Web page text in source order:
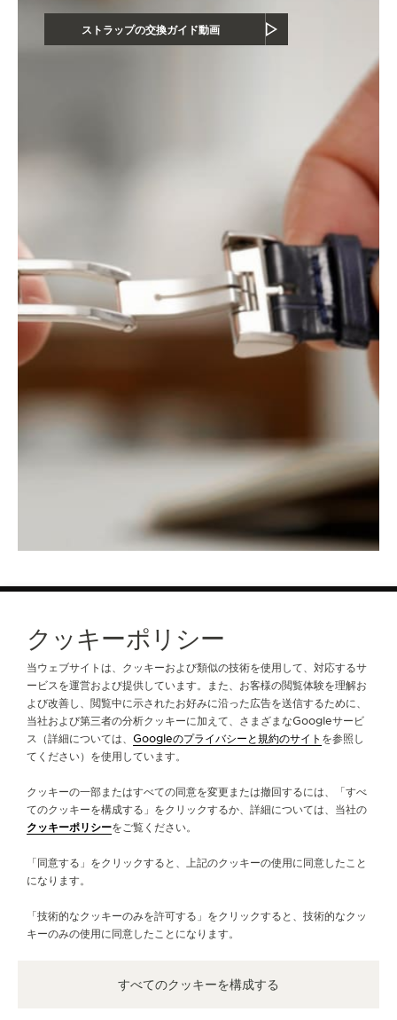
ストラップの交換ガイド動画
ストラップ
ニュースレターに登録
ジャガー・ルクルトについて
サービス
お問い合わせ
クッキーポリシー
当ウェブサイトは、クッキーおよび類似の技術を使用して、対応するサ
ービスを運営および提供しています。また、お客様の閲覧体験を理解お
よび改善し、閲覧中に示されたお好みに沿った広告を送信するために、
当社および第三者の分析クッキーに加えて、さまざまなGoogleサービ
ス（詳細については、 Googleのプライバシーと規約のサイト を参照し
てください）を使用しています。
クッキーの一部またはすべての同意を変更または撤回するには、「すべ
てのクッキーを構成する」をクリックするか、詳細については、当社の
クッキーポリシーをご覧ください。
「同意する」をクリックすると、上記のクッキーの使用に同意したこと
になります。
「技術的なクッキーのみを許可する」をクリックすると、技術的なクッ
キーのみの使用に同意したことになります。
すべてのクッキーを構成する